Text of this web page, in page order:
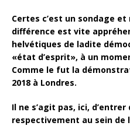
Certes c’est un sondage
différence est vite
helvétiques de ladite
«état d’esprit», à un
Comme le fut la
2018 à Londres.
Il ne s’agit pas, ici,
respectivement au sein de